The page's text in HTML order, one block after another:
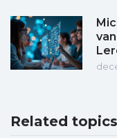
Related topics